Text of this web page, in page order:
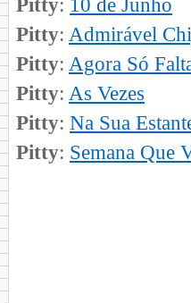
Pitty: 10 de Junho
Pitty: Admirável
Pitty: Agora Só
Pitty: As Vezes
Pitty: Na Sua
Pitty: Semana Que